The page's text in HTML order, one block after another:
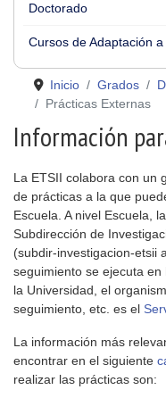
Doctorado
Cursos de Adaptación a
Inicio Grados
Prácticas Externas
Información
La ETSII colabora con un
de prácticas a la que
Escuela. A nivel Escuela,
Subdirección de
(subdir-investigacion-etsii
seguimiento se ejecuta
la Universidad, el
seguimiento, etc. es el
La información más
encontrar en el siguiente
realizar las prácticas son: